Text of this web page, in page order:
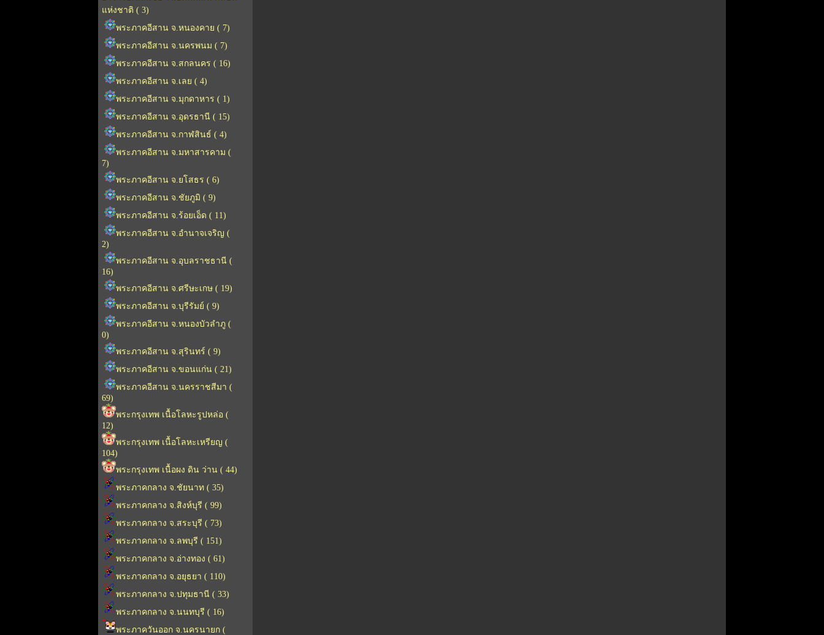
แห่งชาติ ( 3)
พระภาคอีสาน จ.หนองคาย ( 7)
พระภาคอีสาน จ.นครพนม ( 7)
พระภาคอีสาน จ.สกลนคร ( 16)
พระภาคอีสาน จ.เลย ( 4)
พระภาคอีสาน จ.มุกดาหาร ( 1)
พระภาคอีสาน จ.อุดรธานี ( 15)
พระภาคอีสาน จ.กาฬสินธ์ ( 4)
พระภาคอีสาน จ.มหาสารคาม (
7)
พระภาคอีสาน จ.ยโสธร ( 6)
พระภาคอีสาน จ.ชัยภูมิ ( 9)
พระภาคอีสาน จ.ร้อยเอ็ด ( 11)
พระภาคอีสาน จ.อำนาจเจริญ (
2)
พระภาคอีสาน จ.อุบลราชธานี (
16)
พระภาคอีสาน จ.ศรีษะเกษ ( 19)
พระภาคอีสาน จ.บุรีรัมย์ ( 9)
พระภาคอีสาน จ.หนองบัวลำภู (
0)
พระภาคอีสาน จ.สุรินทร์ ( 9)
พระภาคอีสาน จ.ขอนแก่น ( 21)
พระภาคอีสาน จ.นครราชสีมา (
69)
พระกรุงเทพ เนื้อโลหะรูปหล่อ (
12)
พระกรุงเทพ เนื้อโลหะเหรียญ (
104)
พระกรุงเทพ เนื้อผง ดิน ว่าน ( 44)
พระภาคกลาง จ.ชัยนาท ( 35)
พระภาคกลาง จ.สิงห์บุรี ( 99)
พระภาคกลาง จ.สระบุรี ( 73)
พระภาคกลาง จ.ลพบุรี ( 151)
พระภาคกลาง จ.อ่างทอง ( 61)
พระภาคกลาง จ.อยุธยา ( 110)
พระภาคกลาง จ.ปทุมธานี ( 33)
พระภาคกลาง จ.นนทบุรี ( 16)
พระภาควันออก จ.นครนายก (